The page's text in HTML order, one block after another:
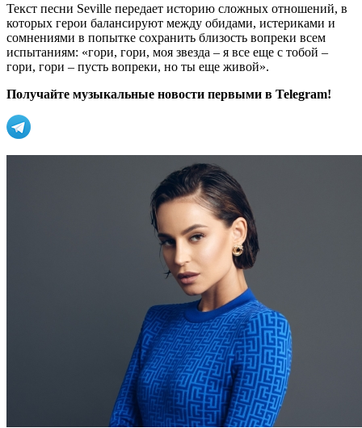
Текст песни Seville передает историю сложных отношений, в
которых герои балансируют между обидами, истериками и
сомнениями в попытке сохранить близость вопреки всем
испытаниям: «гори, гори, моя звезда – я все еще с тобой –
гори, гори – пусть вопреки, но ты еще живой».
Получайте музыкальные новости первыми в Telegram!